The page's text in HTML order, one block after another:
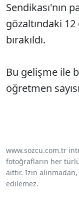
Sendikası'nın
gözaltındaki
bırakıldı.
Bu gelişme ile
öğretmen
www.sozcu.com.tr
fotoğrafların her
aittir. İzin
edilemez.